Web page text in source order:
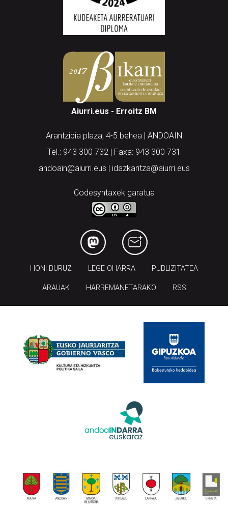
Aiurri.eus - Erroitz BM
Arantzibia plaza, 4-5 behea | ANDOAIN
Tel.: 943 300 732 | Faxa: 943 300 731
andoain@aiurri.eus | idazkaritza@aiurri.eus
Codesyntaxek garatua
HONI BURUZ LEGE OHARRA PUBLIZITATEA
ARAUAK HARREMANETARAKO RSS